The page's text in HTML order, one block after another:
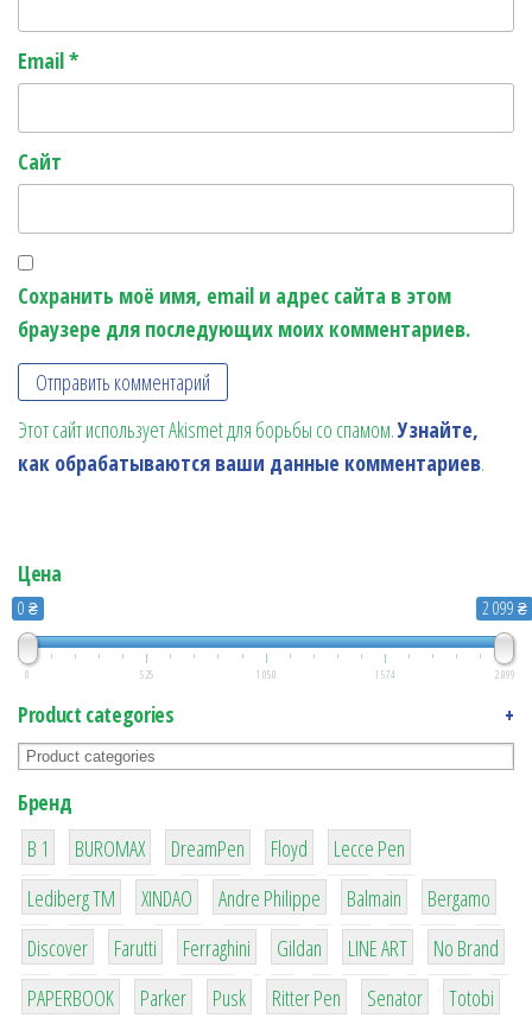
Email*
Сайт
Сохранить моё имя, email и адрес сайта в этом
браузере для последующих моих комментариев.
Этот сайт использует Akismet для борьбы со спамом.Узнайте,
как обрабатываются ваши данные комментариев.
Цена
0 ₴ 2 099 ₴
0 525 1 050 1 574 2 099
Product categories +
Бренд
B 1
1
BUROMAX
1
DreamPen
2
Floyd
2
Lecce Pen
3
Lediberg ТМ
3
XINDAO
1
Andre Philippe
4
Balmain
26
Bergamo
64
Discover
299
Farutti
4
Ferraghini
42
Gildan
4
LINE ART
90
No Brand
8
PAPERBOOK
6
Parker
2
Pusk
22
Ritter Pen
15
Senator
43
Totobi